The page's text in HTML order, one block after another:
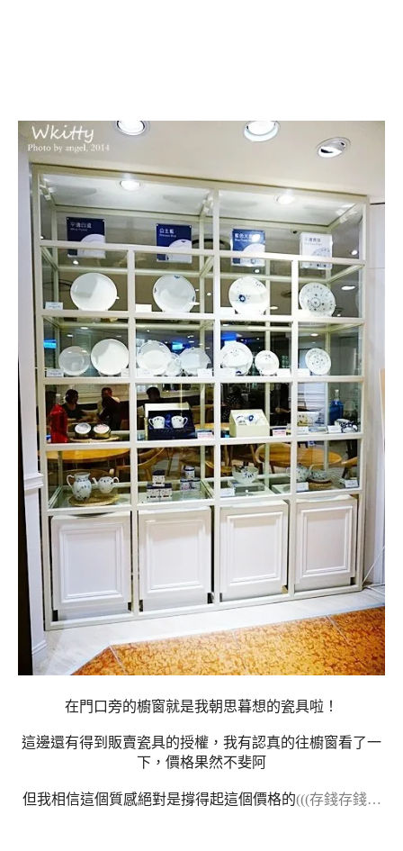
在門口旁的櫥窗就是我朝思暮想的瓷具啦！
這邊還有得到販賣瓷具的授權，我有認真的往櫥窗看了一
下，價格果然不斐阿
但我相信這個質感絕對是撐得起這個價格的(((存錢存錢…